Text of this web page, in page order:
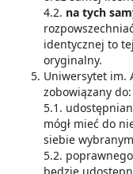
4.2. na tych
identycznej to
oryginalny.
Uniwersytet im.
zobowiązany do:
5.1.
mógł mieć do
siebie
5.2.